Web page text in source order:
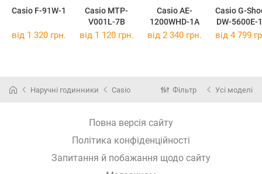
Casio F-91W-1
Casio MTP-
V001L-7B
Casio AE-
1200WHD-1A
Casio G-
DW-5600E-
від 1 320 грн. від 1 120 грн. від 2 340 грн. від 4 799
Наручні годинники Casio Фільтр Усі моделі
Повна версія сайту
Політика конфіденційності
Запитання й побажання щодо сайту